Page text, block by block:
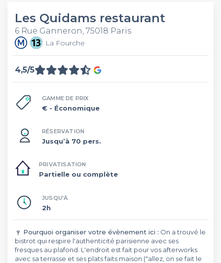
Les Quidams restaurant
6 Rue Ganneron, 75018 Paris
La Fourche
4,5/5
GAMME DE PRIX
€ - Économique
RÉSERVATION
Jusqu’à 70 pers.
PRIVATISATION
Partielle ou complète
JUSQU'À
2h
🍷 Pourquoi organiser votre évènement ici : On a trouvé le
bistrot qui respire l'authenticité parisienne avec ses
fresques au plafond. L'endroit est fait pour vos afterworks
avec sa terrasse et ses plats faits maison ("allez, on se fait le